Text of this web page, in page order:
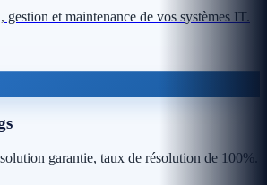
gestion et maintenance de vos systèmes IT.
garantie, taux de résolution de 100%.